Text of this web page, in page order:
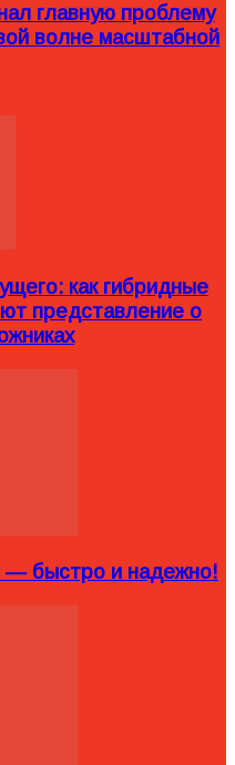
главную проблему
волне масштабной
как гибридные
представление о
— быстро и надежно!